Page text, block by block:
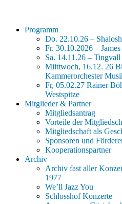
Programm
Do. 22.10.26 –
Fr. 30.10.2026 –
Sa. 14.11.26 –
Miittwoch, 16.12. 26
Kammerorchester
Fr, 05.02.27 Rainer
Westspitze
Mitglieder & Partner
Mitgliedsantrag
Vorteile der
Mitgliedschaft als
Sponsoren und
Kooperationspartner
Archiv
Archiv fast aller
1977
We’ll Jazz You
Schlosshof Konzerte